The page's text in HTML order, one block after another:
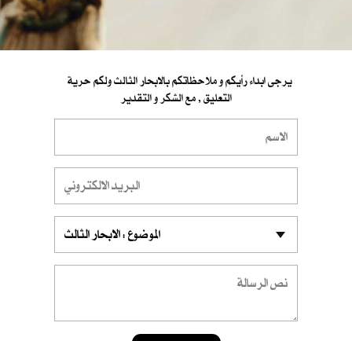
التعليق , مع الشكر و التقدير